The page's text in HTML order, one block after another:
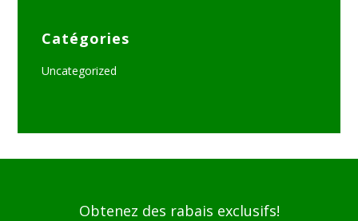
Catégories
Uncategorized
Obtenez des rabais exclusifs!